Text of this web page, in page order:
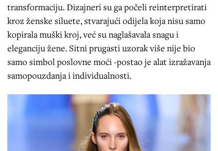
transformaciju. Dizajneri su ga počeli reinterpretirati
kroz ženske siluete, stvarajući odijela koja nisu samo
kopirala muški kroj, već su naglašavala snagu i
eleganciju žene. Sitni prugasti uzorak više nije bio
samo simbol poslovne moći -postao je alat izražavanja
samopouzdanja i individualnosti.